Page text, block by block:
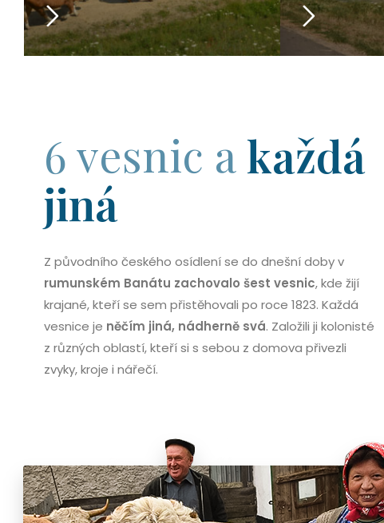
6 vesnic akaždá
jiná
Z původního českého osídlení se do dnešní doby v
rumunském Banátu zachovalo šest vesnic, kde žijí
krajané, kteří se sem přistěhovali po roce 1823. Každá
vesnice je něčím jiná, nádherně svá. Založili ji kolonisté
z různých oblastí, kteří si s sebou z domova přivezli
zvyky, kroje i nářečí.